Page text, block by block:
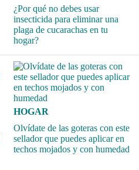
¿Por qué no debes usar
insecticida para eliminar una
plaga de cucarachas en tu
hogar?
HOGAR
Olvídate de las goteras con este
sellador que puedes aplicar en
techos mojados y con humedad